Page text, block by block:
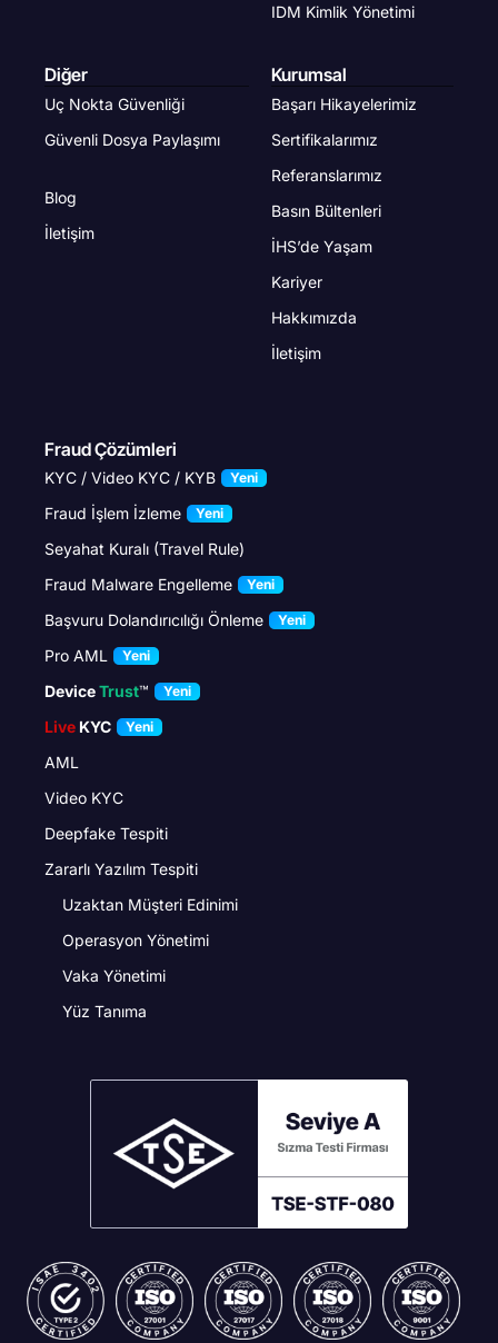
IDM Kimlik Yönetimi
Diğer
Uç Nokta Güvenliği
Güvenli Dosya Paylaşımı
Blog
İletişim
Kurumsal
Başarı Hikayelerimiz
Sertifikalarımız
Referanslarımız
Basın Bültenleri
İHS’de Yaşam
Kariyer
Hakkımızda
İletişim
Fraud Çözümleri
KYC / Video KYC / KYB Yeni
Fraud İşlem İzleme Yeni
Seyahat Kuralı (Travel Rule)
Fraud Malware Engelleme
Yeni
Başvuru Dolandırıcılığı Önleme Yeni
Pro AML Yeni
DeviceTrust™ Yeni
Live KYC Yeni
AML
Video KYC
Deepfake Tespiti
Zararlı Yazılım Tespiti
Uzaktan Müşteri Edinimi
Operasyon Yönetimi
Vaka Yönetimi
Yüz Tanıma